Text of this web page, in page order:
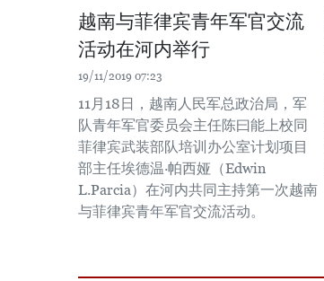
越南与菲律宾青年军官交流
活动在河内举行
19/11/2019 07:23
11月18日，越南人民军总政治局，军
队青年军官委员会主任陈曰能上校同
菲律宾武装部队培训办公室计划项目
部主任埃德温·帕西娅（Edwin
L.Parcia）在河内共同主持第一次越南
与菲律宾青年军官交流活动。